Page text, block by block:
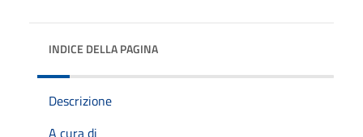
INDICE DELLA PAGINA
Descrizione
A cura di